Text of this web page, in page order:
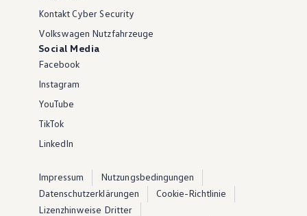
Kontakt Cyber Security
Volkswagen Nutzfahrzeuge
Social Media
Facebook
Instagram
YouTube
TikTok
LinkedIn
Impressum
Nutzungsbedingungen
Datenschutzerklärungen
Cookie-Richtlinie
Lizenzhinweise Dritter